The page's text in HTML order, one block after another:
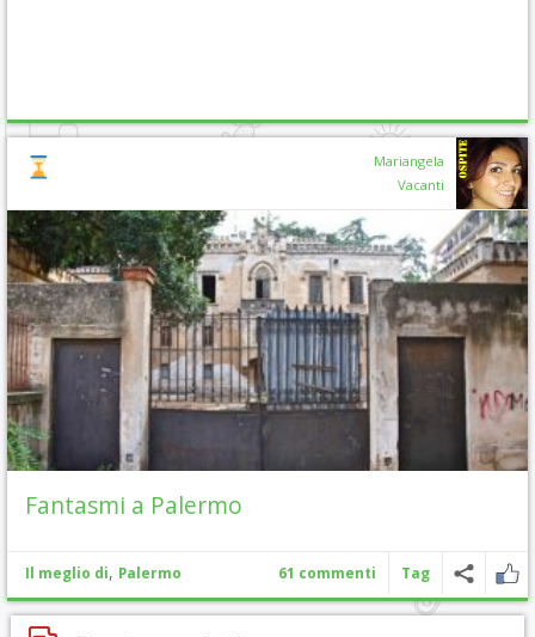
Mariangela
Vacanti
Fantasmi a Palermo
Il meglio di, Palermo 61 commenti Tag